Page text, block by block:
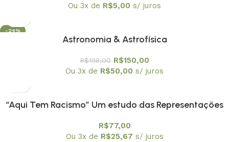
Ou 3x de R$5,00 s/ juros
-24%
Astronomia & Astrofísica
R$198,00 R$150,00
Ou 3x de R$50,00 s/ juros
“Aqui Tem Racismo” Um estudo das Representações
Escola
R$77,00
Ou 3x de R$25,67 s/ juros